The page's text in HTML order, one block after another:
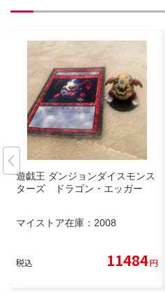
遊戯王 ダンジョンダイスモンス
ターズ ドラゴン・エッガー
マイストア在庫： 2008
税込 11484円